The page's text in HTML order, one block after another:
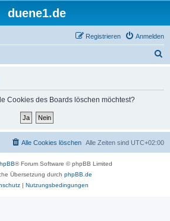
duene1.de
Anmelden
Registrieren
Cookies des Boards löschen möchtest?
Alle Zeiten sind UTC+02:00
Alle Cookies löschen
® Forum Software © phpBB Limited
Übersetzung durch phpBB.de
| Nutzungsbedingungen